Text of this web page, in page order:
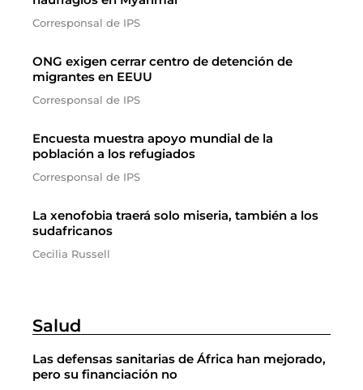
Corresponsal de IPS
ONG exigen cerrar centro de detención de
migrantes en EEUU
Corresponsal de IPS
Encuesta muestra apoyo mundial de la
población a los refugiados
Corresponsal de IPS
La xenofobia traerá solo miseria, también a los
sudafricanos
Cecilia Russell
Salud
Las defensas sanitarias de África han mejorado,
pero su financiación no